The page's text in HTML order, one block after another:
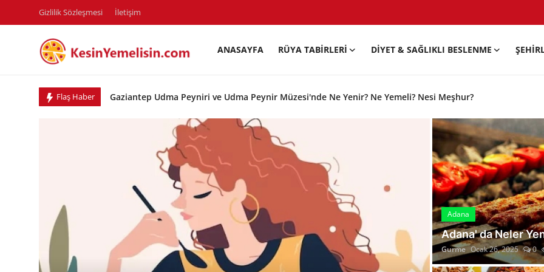
Gizlilik Sözleşmesi İletişim
ANASAYFA RÜYA TABIRLERI DIYET & SAĞLIKLI BESLENME
Gizlilik Sözleşmesi
Helal Gıda & Dini Hükümler
Gıda Güvenliği & Bilimi
Flaş Haber
Gaziantep Udma Peyniri ve Udma Peynir Müzesi'nde Ne Yenir? Ne Yemeli? Nesi Meşhur?
14 Şubat Sevgililer Gününde Kahvaltı'da Ne Pişirilir? Ne Yenir? Ne Yemeli?
14 Şubat Sevgililer Gününde Ne Pişirilir? Ne Yenir? Ne Yemeli? Menü:5
14 Şubat Sevgililer Gününde Ne Pişirilir? Ne Yenir? Ne Yemeli? Menü:4
14 Şubat Sevgililer Gününde Ne Pişirilir? Ne Yenir? Ne Yemeli? Menü:3
14 Şubat Sevgililer Gününde Ne Pişirilir? Ne Yenir? Ne Yemeli? Menü:2
14 Şubat Sevgililer Gününde Ne Pişirilir? Ne Yenir? Ne Yemeli? Menü :1
Zonguldak Kozlu' da Ne Yenir? Ne Yemeli? Nesi Meşhur?
Zonguldak Kilimli' de Ne Yenir? Ne Yemeli? Nesi Meşhur?
Adana
Adana' da Neler
Gurme Ocak 26, 2025 0